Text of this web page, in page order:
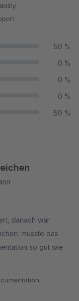
50 %
0 %
0 %
0 %
50 %
danach war
musste das
so gut wie